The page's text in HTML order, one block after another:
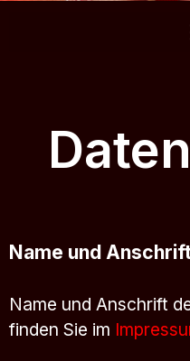
Name und
Name und Anschrift
finden Sie im